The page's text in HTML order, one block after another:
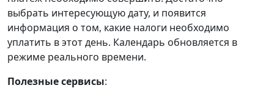
выбрать интересующую дату, и появится
информация о том, какие налоги необходимо
уплатить в этот день. Календарь обновляется в
режиме реального времени.
Полезные сервисы: